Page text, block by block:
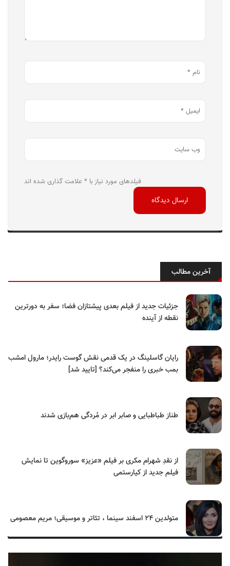
فیلدهای مورد نیاز با * علامت گذاری شده اند
آخرین مطالب
جزئیات جدید از فیلم بعدی پیشتازان فضا؛ سفر به دورترین
نقطه از آینده
رایان گاسلینگ در یک قدمی نقش گوست رایدر؛ مارول امشب
بمب خبری را منفجر می‌کند؟ [تایید شد]
طناز طباطبایی و صابر ابر در مُردگی هم‌بازی شدند
از نقدِ شهرام مکری بر فیلم «عزیز» سوروگوین تا نمایش
فیلم جدید از کیارستمی
متولدین ۲۴ اسفند سینما ، تئاتر و موسیقی؛ مریم معصومی